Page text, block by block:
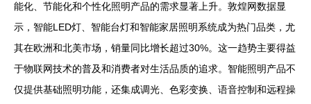
能化、节能化和个性化照明产品的需求显著上升。敦煌网数据显
示，智能LED灯、智能台灯和智能家居照明系统成为热门品类，尤
其在欧洲和北美市场，销量同比增长超过30%。这一趋势主要得益
于物联网技术的普及和消费者对生活品质的追求。智能照明产品不
仅提供基础照明功能，还集成调光、色彩变换、语音控制和远程操